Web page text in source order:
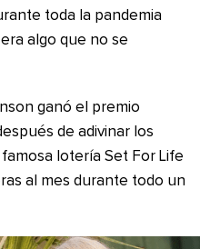
toda la pandemia
algo que no se
ganó el premio
de adivinar los
lotería Set For Life
al mes durante todo un